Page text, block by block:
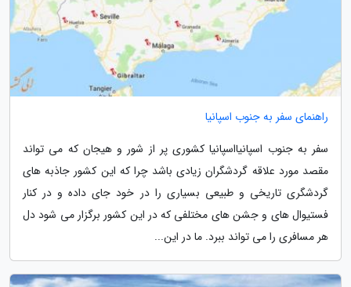
راهنمای سفر به جنوب اسپانیا
سفر به جنوب اسپانیااسپانیا کشوری پر از شور و هیجان که می تواند
مقصد مورد علاقه گردشگران زیادی باشد چرا که این کشور جاذبه های
گردشگری تاریخی و طبیعی بسیاری را در خود جای داده و در کنار
فستیوال های و جشن های مختلفی که در این کشور برگزار می شود دل
هر مسافری را می تواند ببرد. ما در این...